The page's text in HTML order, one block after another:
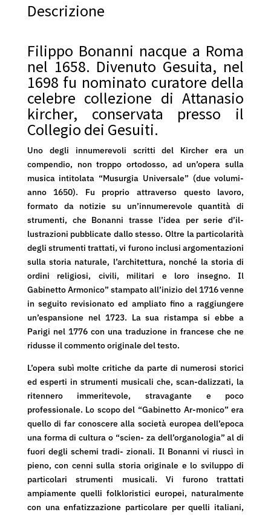
Descrizione
Filippo Bonanni nacque a Roma
nel 1658. Divenuto Gesuita, nel
1698 fu nominato curatore della
celebre collezione di Attanasio
kircher, conservata presso il
Collegio dei Gesuiti.
Uno degli innumerevoli scritti del Kircher era un
compendio, non troppo ortodosso, ad un’opera sulla
musica intitolata “Musurgia Universale” (due volumi-
anno 1650). Fu proprio attraverso questo lavoro,
formato da notizie su un’innumerevole quantità di
strumenti, che Bonanni trasse l’idea per serie d’il-
lustrazioni pubblicate dallo stesso. Oltre la particolarità
degli strumenti trattati, vi furono inclusi argomentazioni
sulla storia naturale, l’architettura, nonché la storia di
ordini religiosi, civili, militari e loro insegno. Il
Gabinetto Armonico” stampato all’inizio del 1716 venne
in seguito revisionato ed ampliato fino a raggiungere
un’espansione nel 1723. La sua ristampa si ebbe a
Parigi nel 1776 con una traduzione in francese che ne
ridusse il commento originale del testo.
L’opera subì molte critiche da parte di numerosi storici
ed esperti in strumenti musicali che, scan-dalizzati, la
ritennero immeritevole, stravagante e poco
professionale. Lo scopo del “Gabinetto Ar-monico” era
quello di far conoscere alla società europea dell’epoca
una forma di cultura o “scien- za dell’organologia” al di
fuori degli schemi tradi- zionali. Il Bonanni vi riuscì in
pieno, con cenni sulla storia originale e lo sviluppo di
particolari strumenti musicali. Vi furono trattati
ampiamente quelli folkloristici europei, naturalmente
con una enfatizzazione particolare per quelli italiani,